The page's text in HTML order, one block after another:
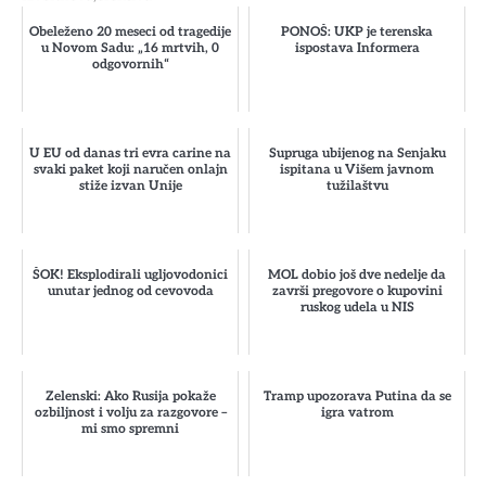
Obeleženo 20 meseci od tragedije
u Novom Sadu: „16 mrtvih, 0
odgovornih“
PONOŠ: UKP je terenska
ispostava Informera
U EU od danas tri evra carine na
svaki paket koji naručen onlajn
stiže izvan Unije
Supruga ubijenog na Senjaku
ispitana u Višem javnom
tužilaštvu
ŠOK! Eksplodirali ugljovodonici
unutar jednog od cevovoda
MOL dobio još dve nedelje da
završi pregovore o kupovini
ruskog udela u NIS
Zelenski: Ako Rusija pokaže
ozbiljnost i volju za razgovore –
mi smo spremni
Tramp upozorava Putina da se
igra vatrom